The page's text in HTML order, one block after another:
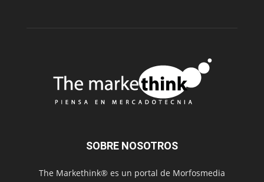
SOBRE NOSOTROS
The Markethink® es un portal de Morfosmedia